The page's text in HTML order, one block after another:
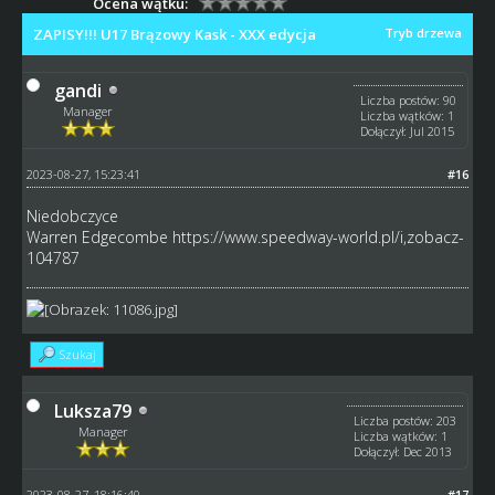
Tryb drzewa
ZAPISY!!! U17 Brązowy Kask - XXX edycja
gandi
Manager
Liczba postów: 90
Liczba wątków: 1
Dołączył: Jul 2015
#16
2023-08-27, 15:23:41
Niedobczyce
Warren Edgecombe https://www.speedway-world.pl/i,zobacz-
104787
Szukaj
Luksza79
Manager
Liczba postów: 203
Liczba wątków: 1
Dołączył: Dec 2013